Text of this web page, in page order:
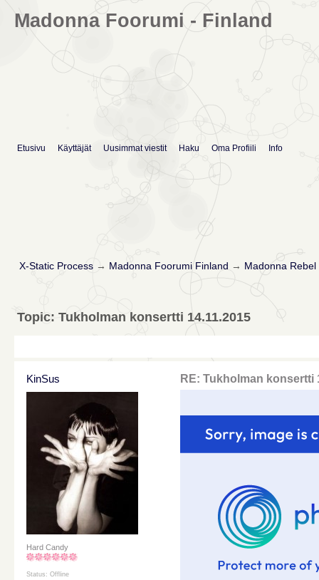
Madonna Foorumi - Finland
Etusivu Käyttäjät Uusimmat viestit Haku Oma Profiili Info
X-Static Process→ Madonna Foorumi Finland → Madonna
Topic: Tukholman konsertti 14.11.2015
KinSus
Hard Candy
Status: Offline
RE: Tukholman konsertti